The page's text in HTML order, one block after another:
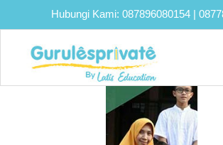
Hubungi Kami: 087896080154 |
BU IKEU (M SALIK